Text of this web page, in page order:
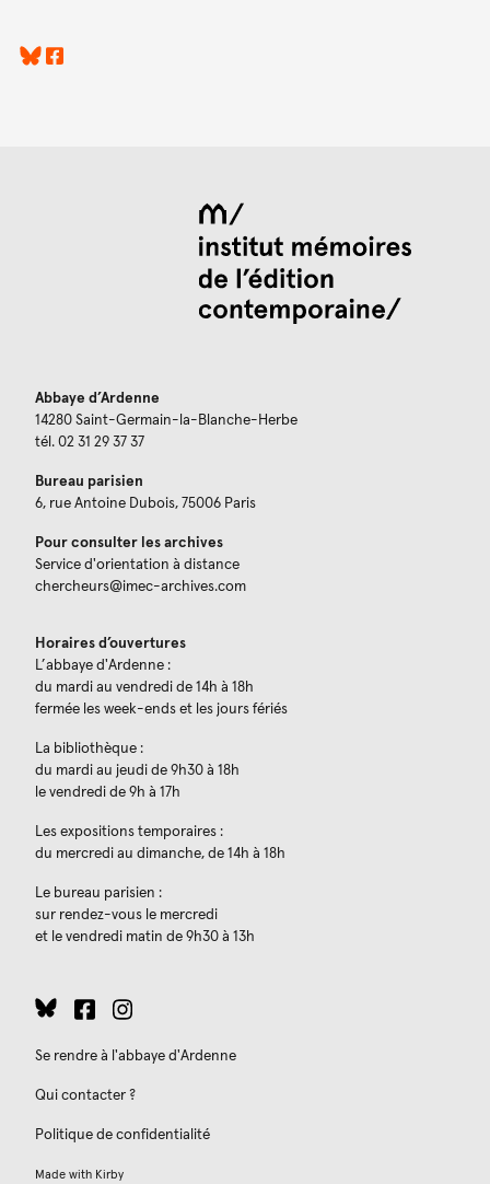
Abbaye d’Ardenne
14280 Saint-Germain-la-Blanche-Herbe
tél. 02 31 29 37 37
Bureau parisien
6, rue Antoine Dubois, 75006 Paris
Pour consulter les archives
Service d'orientation à distance
chercheurs@imec-archives.com
Horaires d’ouvertures
L’abbaye d'Ardenne :
du mardi au vendredi de 14h à 18h
fermée les week-ends et les jours fériés
La bibliothèque :
du mardi au jeudi de 9h30 à 18h
le vendredi de 9h à 17h
Les expositions temporaires :
du mercredi au dimanche, de 14h à 18h
Le bureau parisien :
sur rendez-vous le mercredi
et le vendredi matin de 9h30 à 13h
Se rendre à l'abbaye d'Ardenne
Qui contacter ?
Politique de confidentialité
Made with Kirby